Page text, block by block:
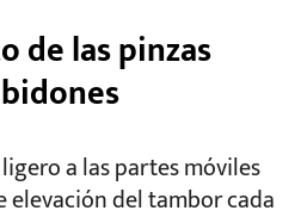
de las pinzas
a las partes móviles
elevación del tambor cada